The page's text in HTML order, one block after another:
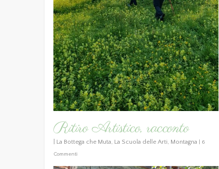
Ritiro Artistico, racconto
La Bottega che Muta La Scuola delle Arti Montagna
6
Commenti